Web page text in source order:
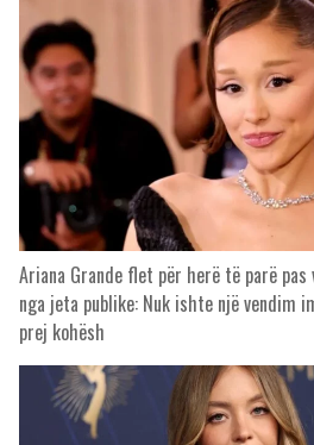
Ariana Grande flet për herë të parë
nga jeta publike: Nuk ishte një vendim
prej kohësh